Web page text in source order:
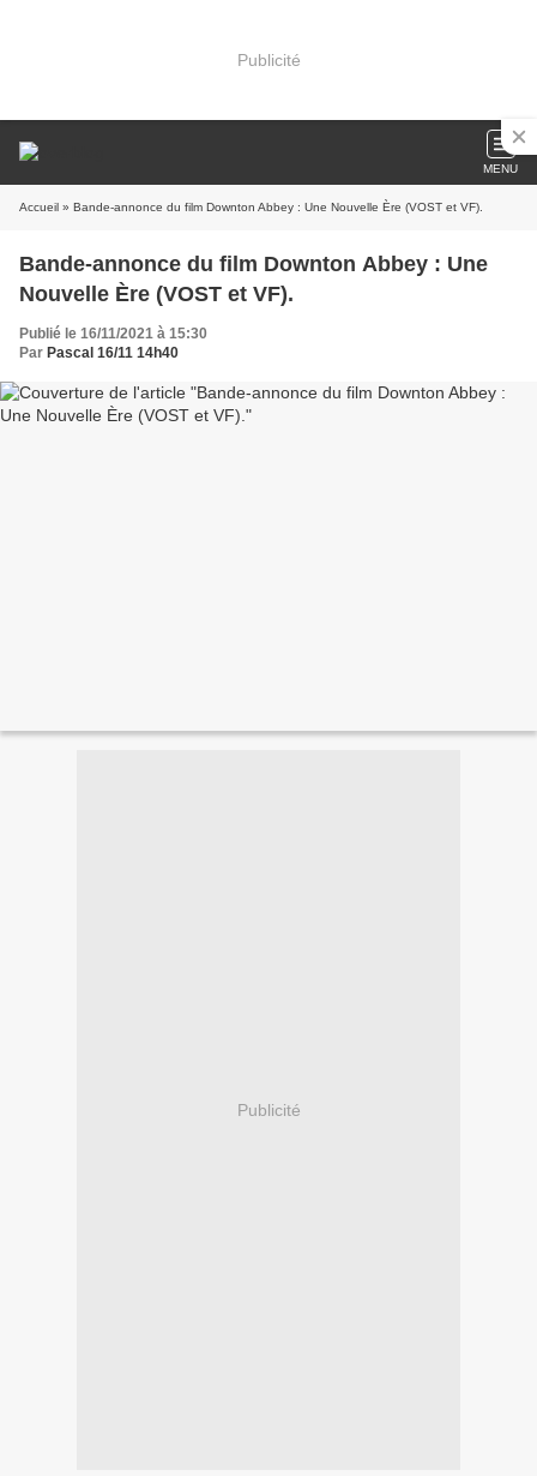
Publicité
MENU
Accueil » Bande-annonce du film Downton Abbey : Une Nouvelle Ère (VOST et VF).
Bande-annonce du film Downton Abbey : Une
Nouvelle Ère (VOST et VF).
Publié le 16/11/2021 à 15:30
Par Pascal 16/11 14h40
Publicité